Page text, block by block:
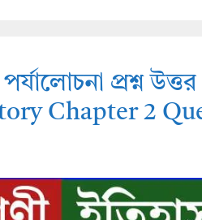
পর্যালোচনা প্রশ্ন
Chapter 2